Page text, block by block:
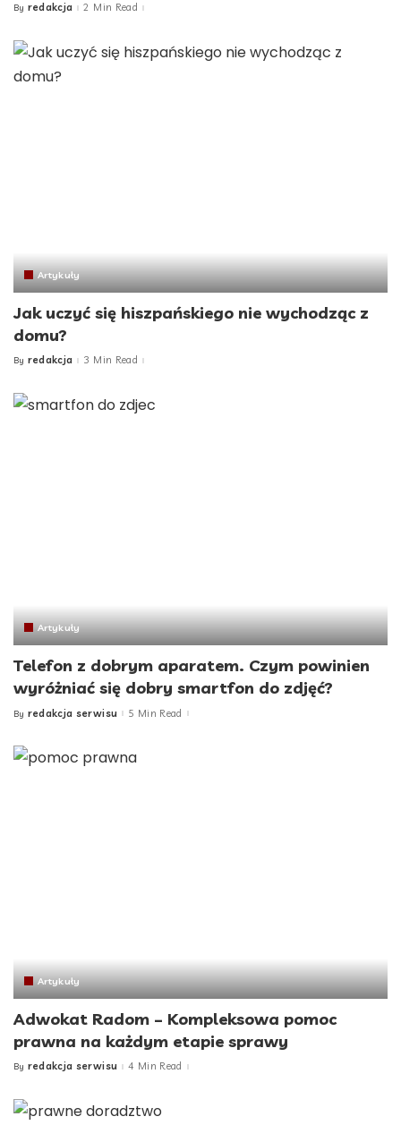
Posted
By redakcja 2 Min Read
Artykuły
Jak uczyć się hiszpańskiego nie wychodząc z
domu?
Posted
By redakcja 3 Min Read
Artykuły
Telefon z dobrym aparatem. Czym powinien
wyróżniać się dobry smartfon do zdjęć?
Posted
By redakcja serwisu 5 Min Read
Artykuły
Adwokat Radom – Kompleksowa pomoc
prawna na każdym etapie sprawy
Posted
By redakcja serwisu 4 Min Read